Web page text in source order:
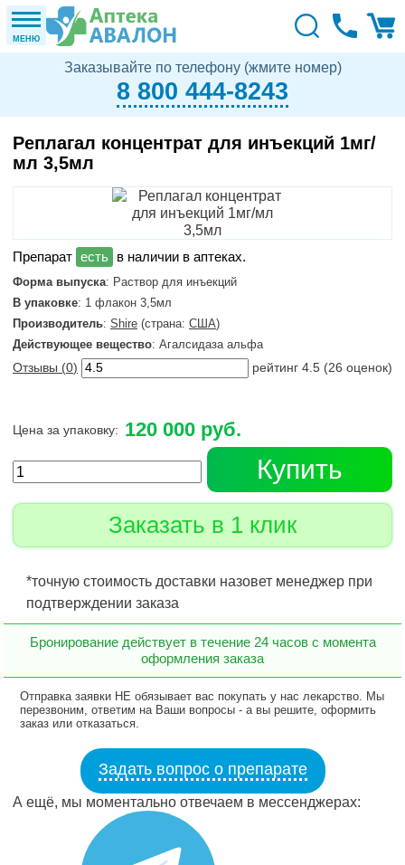
МЕНЮ
Заказывайте по телефону (жмите номер)
8 800 444-8243
Реплагал концентрат для инъекций 1мг/
мл 3,5мл
в наличии в аптеках.
Форма выпуска: Раствор для инъекций
В упаковке: 1 флакон 3,5мл
Производитель: Shire (страна: США)
Действующее вещество: Агалсидаза альфа
Отзывы (0) рейтинг 4.5 (26 оценок)
Цена за упаковку: 120 000 руб.
Купить
Заказать в 1 клик
*точную стоимость доставки назовет менеджер при
подтверждении заказа
Бронирование действует в течение 24 часов с момента
оформления заказа
Отправка заявки НЕ обязывает вас покупать у нас лекарство. Мы
перезвоним, ответим на Ваши вопросы - а вы решите, оформить
заказ или отказаться.
Задать вопрос о препарате
А ещё, мы моментально отвечаем в мессенджерах: